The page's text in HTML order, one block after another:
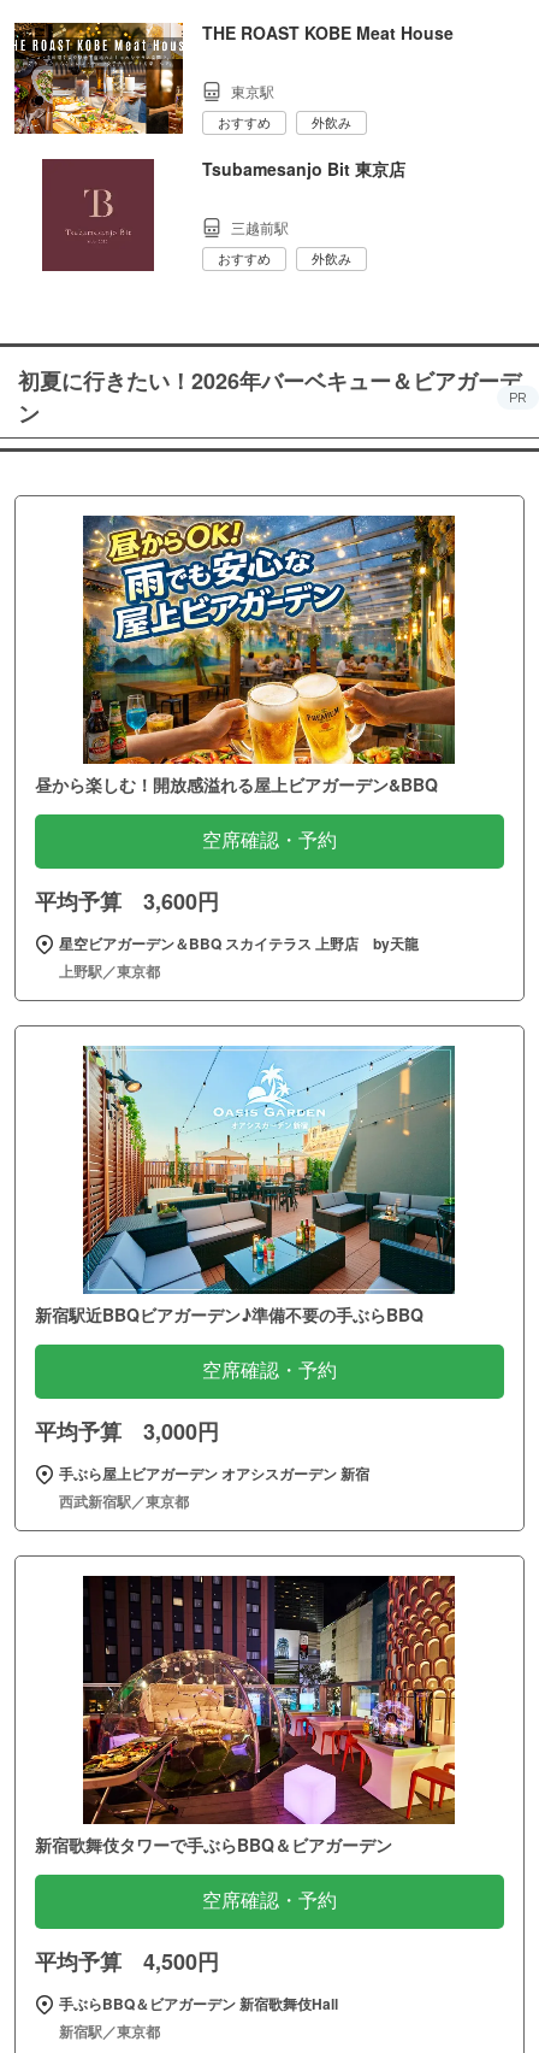
THE ROAST KOBE Meat House
東京駅
おすすめ 外飲み
Tsubamesanjo Bit 東京店
三越前駅
おすすめ 外飲み
初夏に行きたい！2026年バーベキュー＆ビアガーデ
ン
PR
昼から楽しむ！開放感溢れる屋上ビアガーデン&BBQ
空席確認・予約
平均予算 3,600円
星空ビアガーデン＆BBQ スカイテラス 上野店 by天龍
上野駅／東京都
新宿駅近BBQビアガーデン♪準備不要の手ぶらBBQ
空席確認・予約
平均予算 3,000円
手ぶら屋上ビアガーデン オアシスガーデン 新宿
西武新宿駅／東京都
新宿歌舞伎タワーで手ぶらBBQ＆ビアガーデン
空席確認・予約
平均予算 4,500円
手ぶらBBQ＆ビアガーデン 新宿歌舞伎Hall
新宿駅／東京都